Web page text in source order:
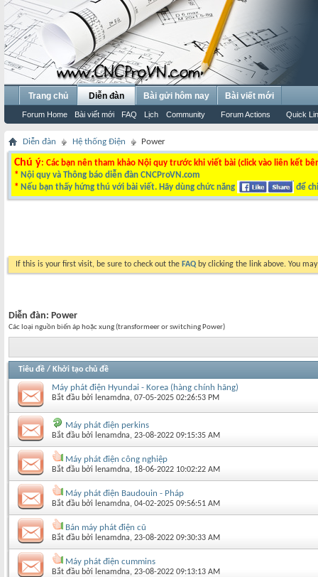
Trang chủ Diễn đàn
Forum Home Bài viết mới FAQ Lịch Community Forum Actions Quick
Bài gửi hôm nay Bài viết mới
Diễn đàn Hệ thống Điện Power
Chú ý: Các bạn nên tham khảo Nội quy trước khi viết bài (click vào liên kết
* Nội quy và Thông báo diễn đàn CNCProVN.com
* Nếu bạn thấy hứng thú với bài viết. Hãy dùng chức năng để
If this is your first visit, be sure to check out the FAQ by clicking the link above. You
Diễn đàn: Power
Các loại nguồn biến áp hoặc xung (transformeer or switching Power)
Tiêu đề / Khởi tạo chủ đề
Máy phát điện Hyundai - Korea (hàng chính hãng)
Bắt đầu bởi lenamdna‎, 07-05-2025 02:26:53 PM
Máy phát điện perkins
Bắt đầu bởi lenamdna‎, 23-08-2022 09:15:35 AM
Máy phát điện công nghiệp
Bắt đầu bởi lenamdna‎, 18-06-2022 10:02:22 AM
Máy phát điện Baudouin - Pháp
Bắt đầu bởi lenamdna‎, 04-02-2025 09:56:51 AM
Bán máy phát điện cũ
Bắt đầu bởi lenamdna‎, 23-08-2022 09:30:33 AM
Máy phát điện cummins
Bắt đầu bởi lenamdna‎, 23-08-2022 09:13:13 AM